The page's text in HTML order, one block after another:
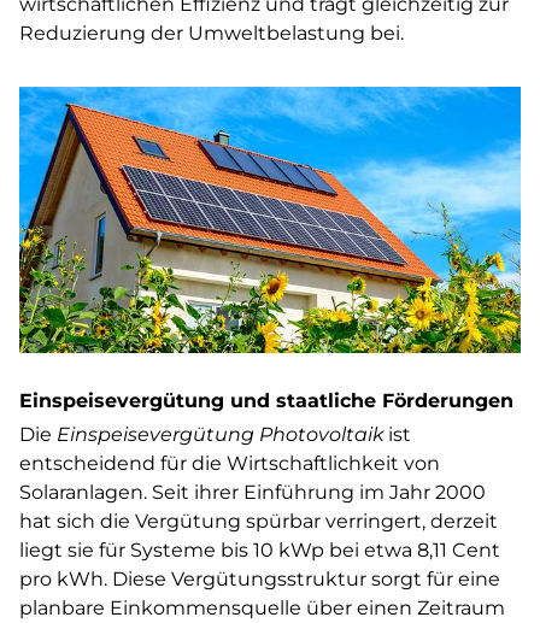
wirtschaftlichen Effizienz und trägt gleichzeitig zur
Reduzierung der Umweltbelastung bei.
Einspeisevergütung und staatliche Förderungen
Die Einspeisevergütung Photovoltaikist
entscheidend für die Wirtschaftlichkeit von
Solaranlagen. Seit ihrer Einführung im Jahr 2000
hat sich die Vergütung spürbar verringert, derzeit
liegt sie für Systeme bis 10 kWp bei etwa 8,11 Cent
pro kWh. Diese Vergütungsstruktur sorgt für eine
planbare Einkommensquelle über einen Zeitraum